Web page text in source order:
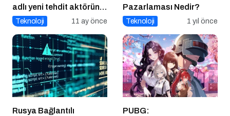
adlı yeni tehdit aktörünü
keşfetti
Teknoloji 11 ay önce
Pazarlaması Nedir?
Teknoloji 1 yıl önce
Rusya Bağlantılı
PUBG: